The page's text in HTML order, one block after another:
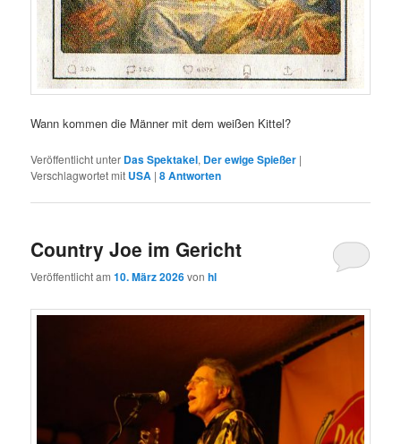
Wann kommen die Männer mit dem weißen Kittel?
Veröffentlicht unter Das Spektakel, Der ewige Spießer |
Verschlagwortet mit USA |8Antworten
Country Joe im Gericht
Veröffentlicht am10. März 2026vonhl